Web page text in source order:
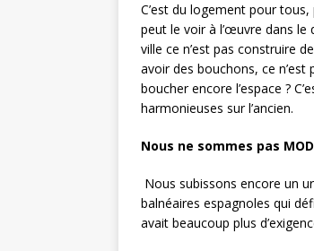
C’est du logement pour
peut le voir à l’œuvre dans le
ville ce n’est pas construire
avoir des bouchons, ce n’est
boucher encore l’espace ?
harmonieuses sur l’ancien.
Nous ne sommes pas
Nous subissons encore un
balnéaires espagnoles qui
avait beaucoup plus